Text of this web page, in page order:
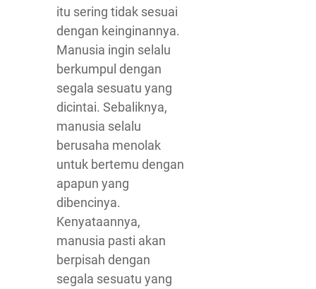
itu sering tidak sesuai
dengan keinginannya.
Manusia ingin selalu
berkumpul dengan
segala sesuatu yang
dicintai. Sebaliknya,
manusia selalu
berusaha menolak
untuk bertemu dengan
apapun yang
dibencinya.
Kenyataannya,
manusia pasti akan
berpisah dengan
segala sesuatu yang